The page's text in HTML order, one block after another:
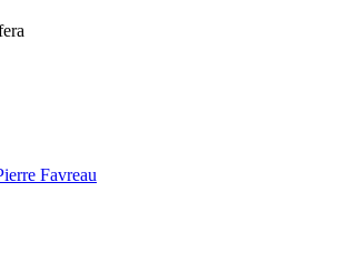
Favreau